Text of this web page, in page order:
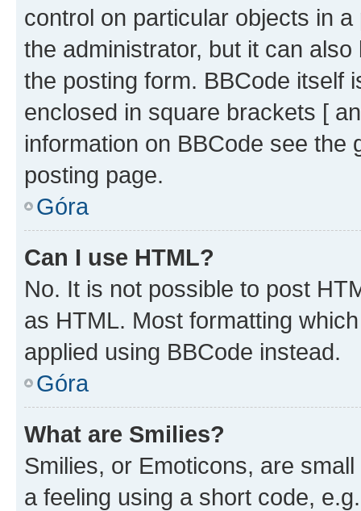
control on particular objects in
the administrator, but it can
the posting form. BBCode itself
enclosed in square brackets [
information on BBCode see
posting page.
Góra
Can I use HTML?
No. It is not possible to post
as HTML. Most formatting
applied using BBCode instead.
Góra
What are Smilies?
Smilies, or Emoticons, are
a feeling using a short code,